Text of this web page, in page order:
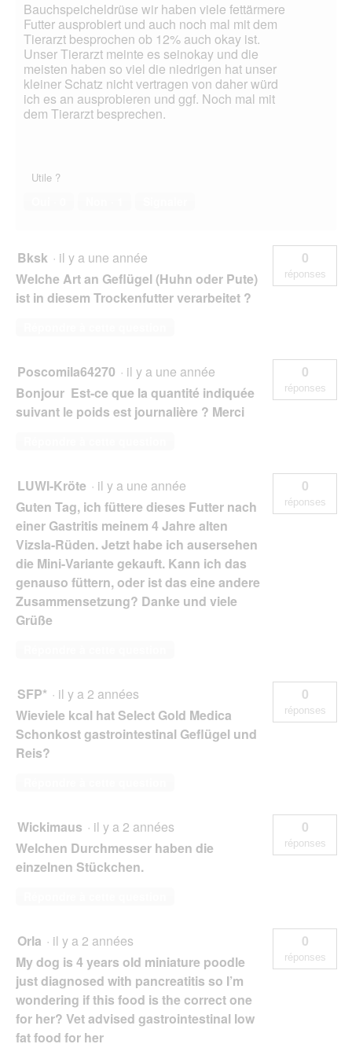
Bauchspeicheldrüse wir haben viele fettärmere
Futter ausprobiert und auch noch mal mit dem
Tierarzt besprochen ob 12% auch okay ist.
Unser Tierarzt meinte es seinokay und die
meisten haben so viel die niedrigen hat unser
kleiner Schatz nicht vertragen von daher würd
ich es an ausprobieren und ggf. Noch mal mit
dem Tierarzt besprechen.
Utile ?
Bksk · il y a une année
Welche Art an Geflügel (Huhn oder Pute)
ist in diesem Trockenfutter verarbeitet ?
0
réponses
Poscomila64270 · il y a une année
Bonjour Est-ce que la quantité indiquée
suivant le poids est journalière ? Merci
0
réponses
LUWI-Kröte · il y a une année
Guten Tag, ich füttere dieses Futter nach
einer Gastritis meinem 4 Jahre alten
Vizsla-Rüden. Jetzt habe ich ausersehen
die Mini-Variante gekauft. Kann ich das
genauso füttern, oder ist das eine andere
Zusammensetzung? Danke und viele
Grüße
0
réponses
SFP* · il y a 2 années
Wieviele kcal hat Select Gold Medica
Schonkost gastrointestinal Geflügel und
Reis?
0
réponses
Wickimaus · il y a 2 années
Welchen Durchmesser haben die
einzelnen Stückchen.
0
réponses
Orla · il y a 2 années
My dog is 4 years old miniature poodle
just diagnosed with pancreatitis so I’m
wondering if this food is the correct one
for her? Vet advised gastrointestinal low
fat food for her
0
réponses